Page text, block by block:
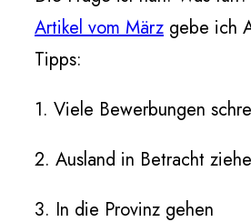
Artikel vom März gebe ich
Tipps:
1. Viele Bewerbungen
2. Ausland in Betracht
3. In die Provinz gehen